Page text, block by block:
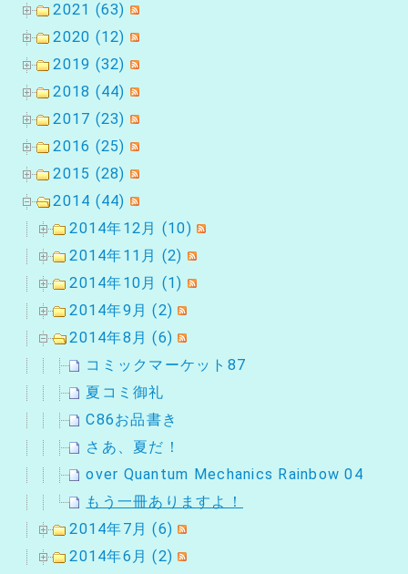
2021 (63)
2020 (12)
2019 (32)
2018 (44)
2017 (23)
2016 (25)
2015 (28)
2014 (44)
2014年12月 (10)
2014年11月 (2)
2014年10月 (1)
2014年9月 (2)
2014年8月 (6)
コミックマーケット87
夏コミ御礼
C86お品書き
さあ、夏だ！
over Quantum Mechanics Rainbow 04
もう一冊ありますよ！
2014年7月 (6)
2014年6月 (2)